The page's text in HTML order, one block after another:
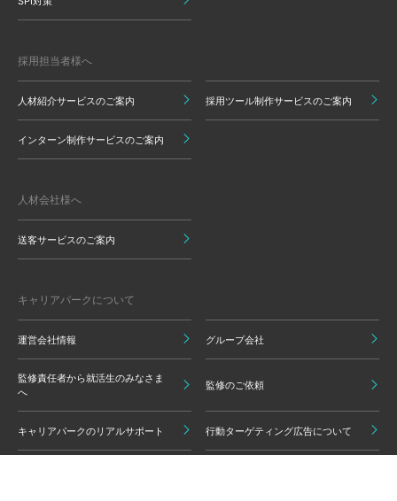
採用担当者様へ
人材紹介サービスのご案内 採用ツール制作サービスのご案内
インターン制作サービスのご案内
人材会社様へ
送客サービスのご案内
キャリアパークについて
運営会社情報 グループ会社
監修責任者から就活生のみなさま
へ
監修のご依頼
キャリアパークのリアルサポート 行動ターゲティング広告について